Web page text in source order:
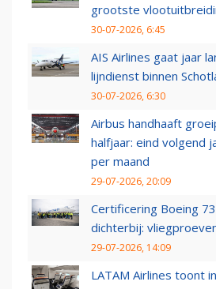
grootste
30-07-2026, 6:45
AIS Airlines gaat jaar
lijndienst binnen
30-07-2026, 6:30
Airbus handhaaft
halfjaar: eind volgend
per maand
29-07-2026, 20:09
Certificering Boeing
dichterbij:
29-07-2026, 14:09
LATAM Airlines toont